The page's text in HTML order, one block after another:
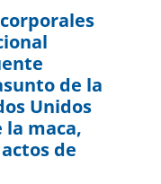
de la
Unidos
la maca,
de